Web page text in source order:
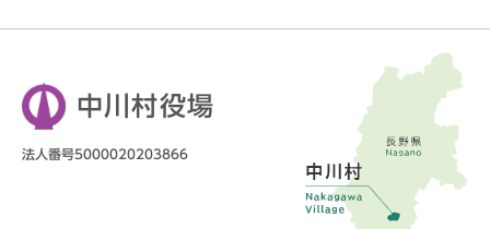
中川村役場
法人番号5000020203866